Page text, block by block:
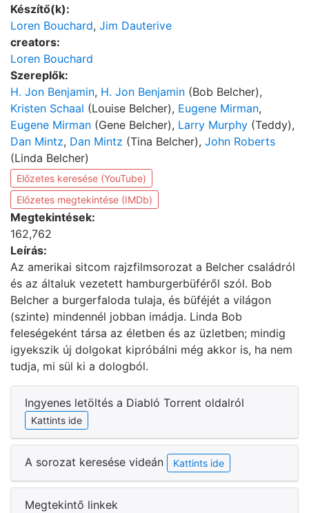
Készítő(k):
Loren Bouchard, Jim Dauterive
creators:
Loren Bouchard
Szereplők:
H. Jon Benjamin, H. Jon Benjamin (Bob Belcher),
Kristen Schaal (Louise Belcher), Eugene Mirman,
Eugene Mirman (Gene Belcher), Larry Murphy (Teddy),
Dan Mintz, Dan Mintz (Tina Belcher), John Roberts
(Linda Belcher)
Előzetes keresése (YouTube)
Előzetes megtekintése (IMDb)
Megtekintések:
162,762
Leírás:
Az amerikai sitcom rajzfilmsorozat a Belcher családról
és az általuk vezetett hamburgerbüféről szól. Bob
Belcher a burgerfaloda tulaja, és büféjét a világon
(szinte) mindennél jobban imádja. Linda Bob
feleségeként társa az életben és az üzletben; mindig
igyekszik új dolgokat kipróbálni még akkor is, ha nem
tudja, mi sül ki a dologból.
Ingyenes letöltés a Diabló Torrent oldalról
Kattints ide
A sorozat keresése videán Kattints ide
Megtekintő linkek